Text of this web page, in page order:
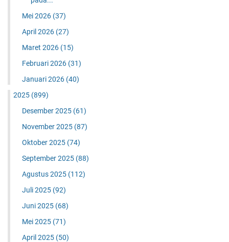
Mei 2026 (37)
April 2026 (27)
Maret 2026 (15)
Februari 2026 (31)
Januari 2026 (40)
2025 (899)
Desember 2025 (61)
November 2025 (87)
Oktober 2025 (74)
September 2025 (88)
Agustus 2025 (112)
Juli 2025 (92)
Juni 2025 (68)
Mei 2025 (71)
April 2025 (50)